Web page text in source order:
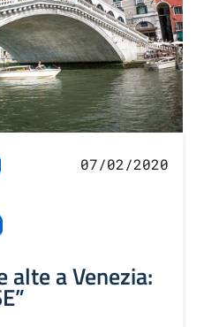
07/02/2020
alte a Venezia: